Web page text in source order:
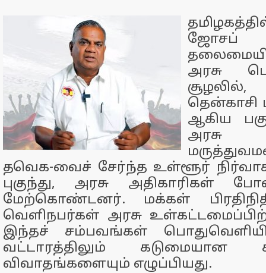
அரசு
தென்காசி
ஆகிய
தவெக-வைச் சேர்ந்த உள்ளூர்
புகுந்து, அரசு அதிகாரிகள்
மேற்கொண்டனர். மக்கள்
வெளிநபர்கள் அரசு
இந்தச் சம்பவங்கள்
வட்டாரத்திலும் கடுமையான
விவாதங்களையும் எழுப்பியது.